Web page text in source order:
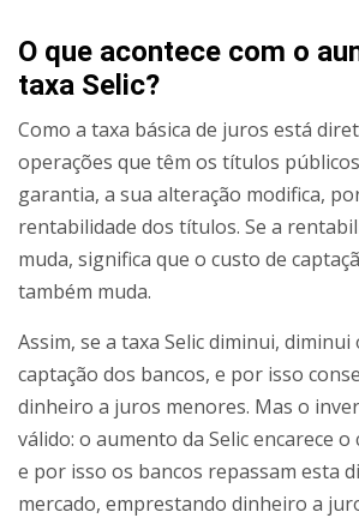
O que acontece com o
taxa Selic?
Como a taxa básica de juros está
operações que têm os títulos
garantia, a sua alteração modifica,
rentabilidade dos títulos. Se a
muda, significa que o custo de
também muda.
Assim, se a taxa Selic diminui, diminui
captação dos bancos, e por isso
dinheiro a juros menores. Mas o
válido: o aumento da Selic encarece o
e por isso os bancos repassam esta
mercado, emprestando dinheiro a